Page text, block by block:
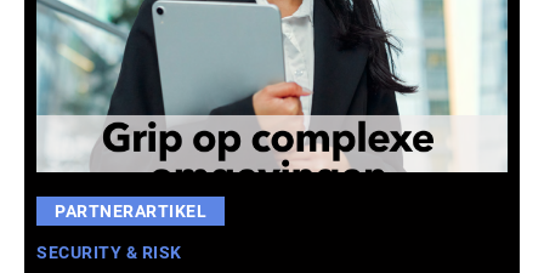
PARTNERARTIKEL
SECURITY & RISK